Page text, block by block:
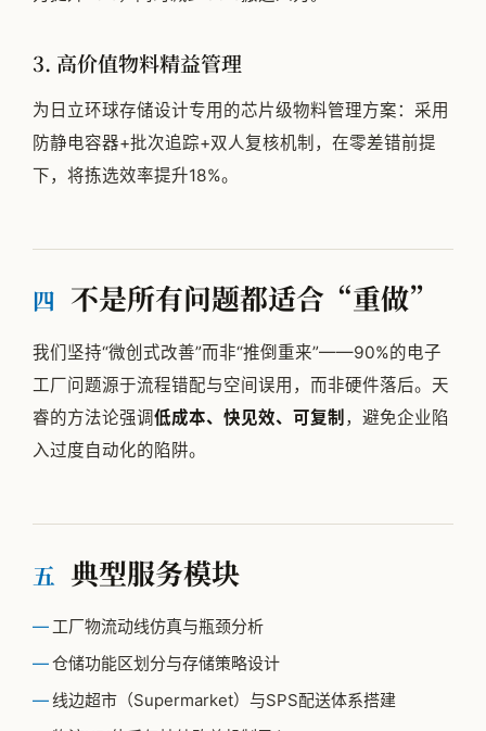
3. 高价值物料精益管理
为日立环球存储设计专用的芯片级物料管理方案：采用
防静电容器+批次追踪+双人复核机制，在零差错前提
下，将拣选效率提升18%。
四 不是所有问题都适合“重做”
我们坚持“微创式改善”而非“推倒重来”——90%的电子
工厂问题源于流程错配与空间误用，而非硬件落后。天
睿的方法论强调低成本、快见效、可复制 ，避免企业陷
入过度自动化的陷阱。
五 典型服务模块
工厂物流动线仿真与瓶颈分析
仓储功能区划分与存储策略设计
线边超市（Supermarket）与SPS配送体系搭建